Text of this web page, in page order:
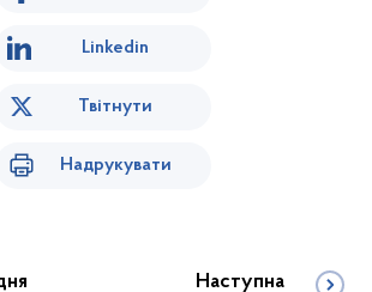
Linkedin
Твітнути
Надрукувати
Наступна